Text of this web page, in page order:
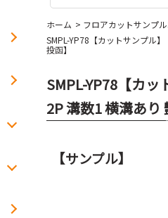
ホーム
フロアカットサンプ
SMPL-YP78【カットサンプル
投函】
SMPL-YP78【カ
2P 溝数1 横溝あ
【サンプル】